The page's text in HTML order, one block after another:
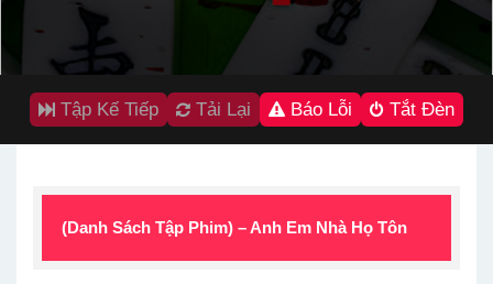
Tập Kế Tiếp Tải Lại Báo Lỗi Tắt Đèn
(Danh Sách Tập Phim) – Anh Em Nhà Họ Tôn